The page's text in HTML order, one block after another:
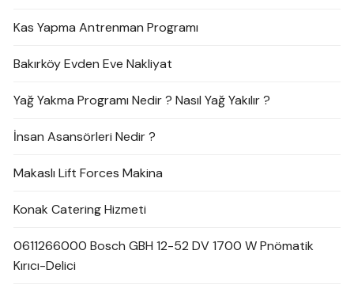
Kas Yapma Antrenman Programı
Bakırköy Evden Eve Nakliyat
Yağ Yakma Programı Nedir ? Nasıl Yağ Yakılır ?
İnsan Asansörleri Nedir ?
Makaslı Lift Forces Makina
Konak Catering Hizmeti
0611266000 Bosch GBH 12-52 DV 1700 W Pnömatik
Kırıcı-Delici